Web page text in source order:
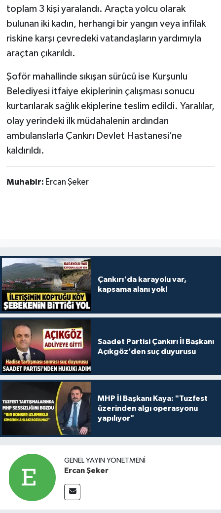
toplam 3 kişi yaralandı. Araçta yolcu olarak
bulunan iki kadın, herhangi bir yangın veya infilak
riskine karşı çevredeki vatandaşların yardımıyla
araçtan çıkarıldı.
Şoför mahallinde sıkışan sürücü ise Kurşunlu
Belediyesi itfaiye ekiplerinin çalışması sonucu
kurtarılarak sağlık ekiplerine teslim edildi. Yaralılar,
olay yerindeki ilk müdahalenin ardından
ambulanslarla Çankırı Devlet Hastanesi’ne
kaldırıldı.
Muhabir: Ercan Şeker
Çankırı'da karayolu var,
kapsama alanı yok!
Saadet Partisi Çankırı İl Başkanı
Açıkgöz’den suç duyurusu
MHP İl Başkanı Kaya: "Tuzfest
üzerinden algı operasyonu
yapılıyor"
GENEL YAYIN YÖNETMENI
Ercan Şeker